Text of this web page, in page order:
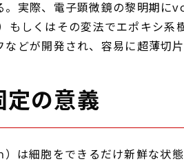
。実際、電子顕微鏡の黎明期
もしくはその変法でエポキシ系
などが開発され、容易に超薄切
定の意義
は細胞をできるだけ新鮮な状